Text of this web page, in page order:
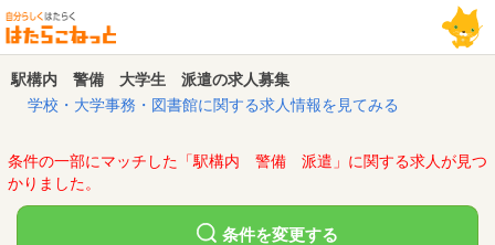
駅構内 警備 大学生 派遣の求人募集
学校・大学事務・図書館に関する求人情報を見てみる
条件の一部にマッチした「駅構内 警備 派遣」に関する求人が見つ
かりました。
条件を変更する